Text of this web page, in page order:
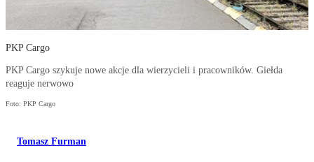
PKP Cargo
PKP Cargo szykuje nowe akcje dla wierzycieli i pracowników. Giełda
reaguje nerwowo
Foto: PKP Cargo
Tomasz Furman